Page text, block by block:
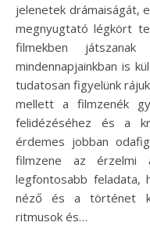
jelenetek drámaiságát,
megnyugtató légkört
filmekben
mindennapjainkban is
tudatosan figyelünk
mellett a filmzenék
felidézéséhez és a
érdemes jobban
filmzene az érzelmi
legfontosabb feladata,
néző és a történet
ritmusok és…